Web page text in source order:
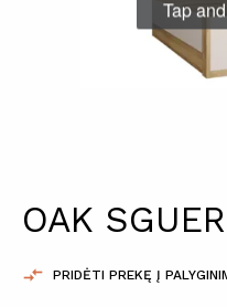
Tap
OAK
 PRIDĖTI PREKĘ Į